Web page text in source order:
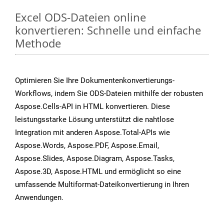
Excel ODS-Dateien online
konvertieren: Schnelle und einfache
Methode
Optimieren Sie Ihre Dokumentenkonvertierungs-
Workflows, indem Sie ODS-Dateien mithilfe der robusten
Aspose.Cells-API in HTML konvertieren. Diese
leistungsstarke Lösung unterstützt die nahtlose
Integration mit anderen Aspose.Total-APIs wie
Aspose.Words, Aspose.PDF, Aspose.Email,
Aspose.Slides, Aspose.Diagram, Aspose.Tasks,
Aspose.3D, Aspose.HTML und ermöglicht so eine
umfassende Multiformat-Dateikonvertierung in Ihren
Anwendungen.